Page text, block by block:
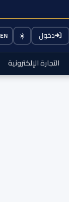
دخول ☀️
EN
التجارة الإلكترونية